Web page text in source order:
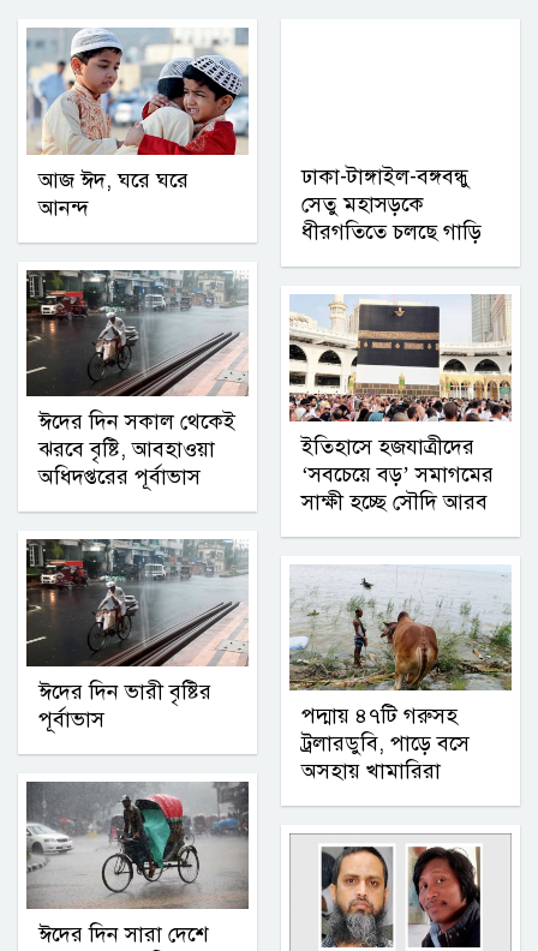
আজ ঈদ, ঘরে ঘরে
আনন্দ
ঈদের দিন সকাল থেকেই
ঝরবে বৃষ্টি, আবহাওয়া
অধিদপ্তরের পূর্বাভাস
ঈদের দিন ভারী বৃষ্টির
পূর্বাভাস
ঈদের দিন সারা দেশে
ঢাকা-টাঙ্গাইল-বঙ্গবন্ধু
সেতু মহাসড়কে
ধীরগতিতে চলছে গাড়ি
ইতিহাসে হজযাত্রীদের
‘সবচেয়ে বড়’ সমাগমের
সাক্ষী হচ্ছে সৌদি আরব
পদ্মায় ৪৭টি গরুসহ
ট্রলারডুবি, পাড়ে বসে
অসহায় খামারিরা